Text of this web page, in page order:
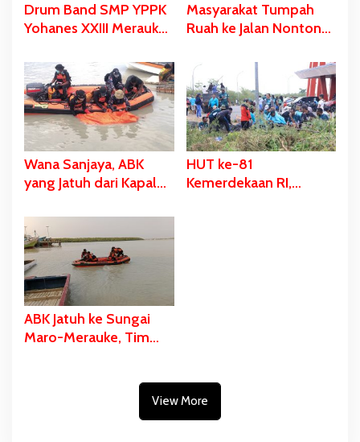
Drum Band SMP YPPK
Yohanes XXIII Merauke
Perhatian Berbagai
Kalangan
Masyarakat Tumpah
Ruah ke Jalan Nonton
Gebze: Jangan Lupakan
Identitas
Wana Sanjaya, ABK
yang Jatuh dari Kapal
Kondisi Meninggal
Dunia
HUT ke-81
Kemerdekaan RI,
ABK Jatuh ke Sungai
Maro-Merauke, Tim
View More